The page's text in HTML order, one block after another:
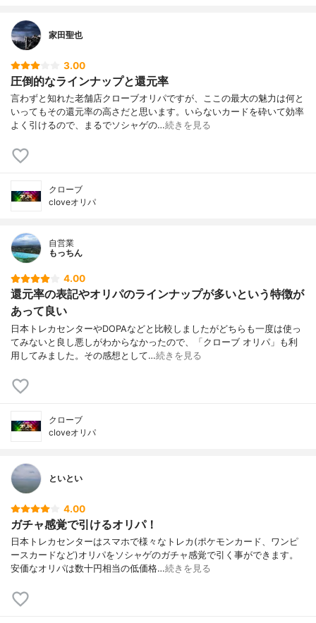
家田聖也
3.00
圧倒的なラインナップと還元率
言わずと知れた老舗店クローブオリパですが、ここの最大の魅力は何と
いってもその還元率の高さだと思います。いらないカードを砕いて効率
よく引けるので、まるでソシャゲの…続きを見る
クローブ
cloveオリパ
自営業
もっちん
4.00
還元率の表記やオリパのラインナップが多いという特徴が
あって良い
日本トレカセンターやDOPAなどと比較しましたがどちらも一度は使っ
てみないと良し悪しがわからなかったので、「クローブ オリパ」も利
用してみました。その感想として…続きを見る
クローブ
cloveオリパ
といとい
4.00
ガチャ感覚で引けるオリパ！
日本トレカセンターはスマホで様々なトレカ(ポケモンカード、ワンピ
ースカードなど)オリパをソシャゲのガチャ感覚で引く事ができます。
安価なオリパは数十円相当の低価格…続きを見る